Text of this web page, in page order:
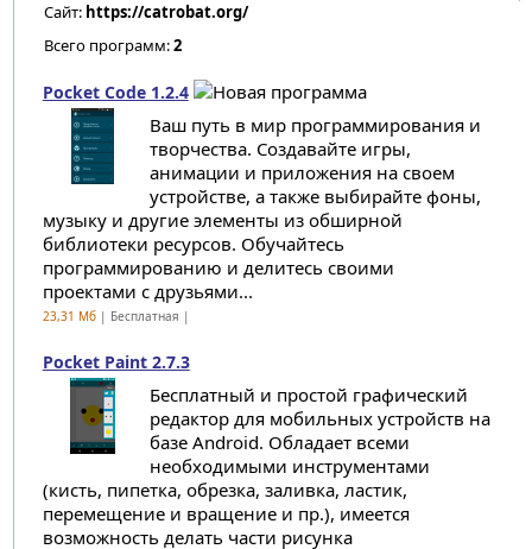
Сайт: https://catrobat.org/
Всего программ:2
Pocket Code 1.2.4
Ваш путь в мир программирования и
творчества. Создавайте игры,
анимации и приложения на своем
устройстве, а также выбирайте фоны,
музыку и другие элементы из обширной
библиотеки ресурсов. Обучайтесь
программированию и делитесь своими
проектами с друзьями...
23,31 Мб| Бесплатная |
Pocket Paint 2.7.3
Бесплатный и простой графический
редактор для мобильных устройств на
базе Android. Обладает всеми
необходимыми инструментами
(кисть, пипетка, обрезка, заливка, ластик,
перемещение и вращение и пр.), имеется
возможность делать части рисунка